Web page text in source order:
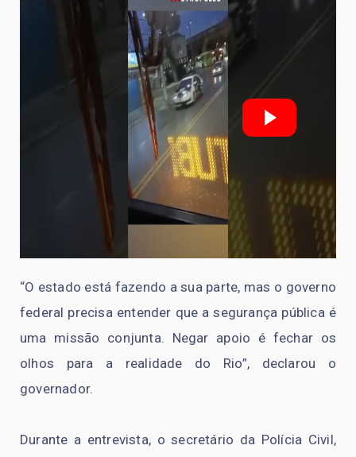
“O estado está fazendo a sua parte, mas o governo
federal precisa entender que a segurança pública é
uma missão conjunta. Negar apoio é fechar os
olhos para a realidade do Rio”, declarou o
governador.
Durante a entrevista, o secretário da Polícia Civil,